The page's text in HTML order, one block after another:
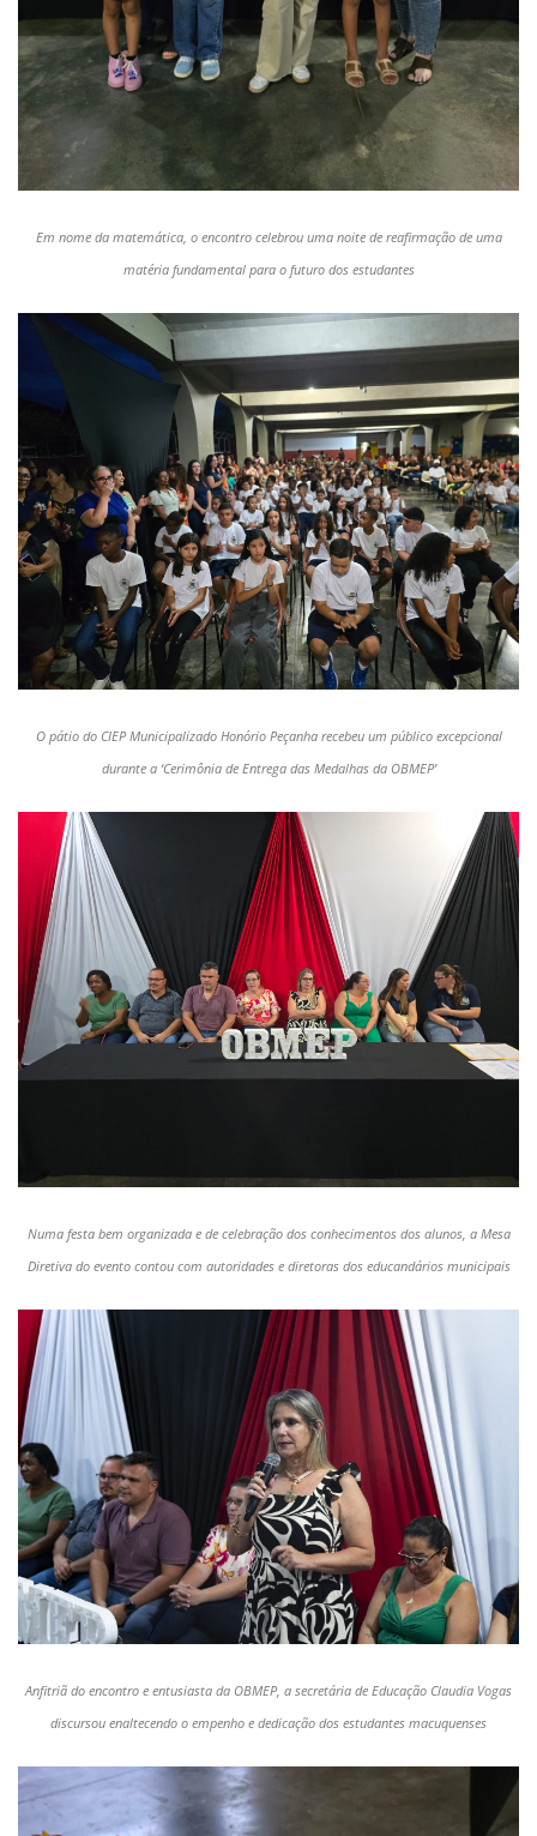
Em nome da matemática, o encontro celebrou uma noite de reafirmação de uma
matéria fundamental para o futuro dos estudantes
O pátio do CIEP Municipalizado Honório Peçanha recebeu um público excepcional
durante a ‘Cerimônia de Entrega das Medalhas da OBMEP’
Numa festa bem organizada e de celebração dos conhecimentos dos alunos, a Mesa
Diretiva do evento contou com autoridades e diretoras dos educandários municipais
Anfitriã do encontro e entusiasta da OBMEP, a secretária de Educação Claudia Vogas
discursou enaltecendo o empenho e dedicação dos estudantes macuquenses